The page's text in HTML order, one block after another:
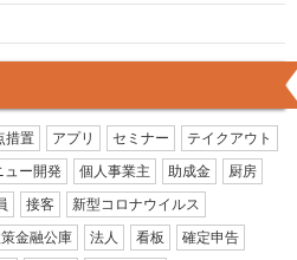
措置 アプリ セミナー
テイクアウト
ュー開発 個人事業主 助成金
厨房
接客
新型コロナウイルス
金融公庫 法人 看板
確定申告